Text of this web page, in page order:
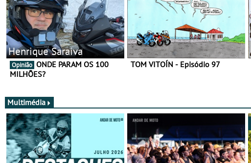
Henrique Saraiva
Opinião
MILHÕES?
TOM VITOÍN - Episódio 97
Multimédia